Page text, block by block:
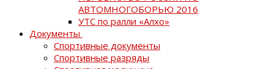
АВТОМНОГОБОРЬЮ 2016
УТС по ралли «Алхо»
Документы
Спортивные документы
Спортивные разряды